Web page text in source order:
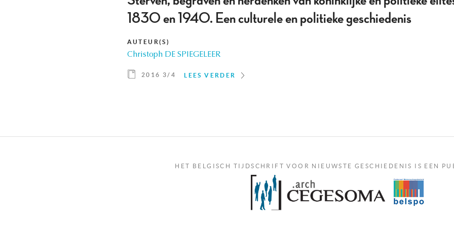
1830 en 1940. Een culturele en politieke geschiedenis
AUTEUR(S)
Christoph DE SPIEGELEER
2016 3/4 LEES VERDER
HET BELGISCH TIJDSCHRIFT VOOR NIEUWSTE GESCHIEDENIS IS EEN